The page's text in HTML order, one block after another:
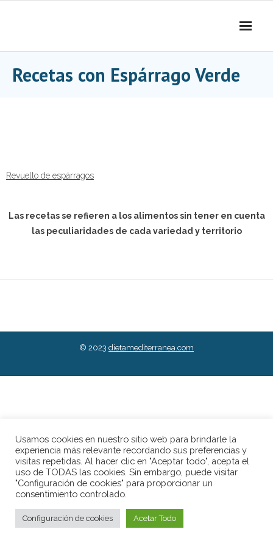
Recetas con Espárrago Verde
Revuelto de espárragos
Las recetas se refieren a los alimentos sin tener en cuenta
las peculiaridades de cada variedad y territorio
© 2023 dietamediterranea.com
Usamos cookies en nuestro sitio web para brindarle la
experiencia más relevante recordando sus preferencias y
visitas repetidas. Al hacer clic en "Aceptar todo", acepta el
uso de TODAS las cookies. Sin embargo, puede visitar
"Configuración de cookies" para proporcionar un
consentimiento controlado.
Configuración de cookies Acetar Todo